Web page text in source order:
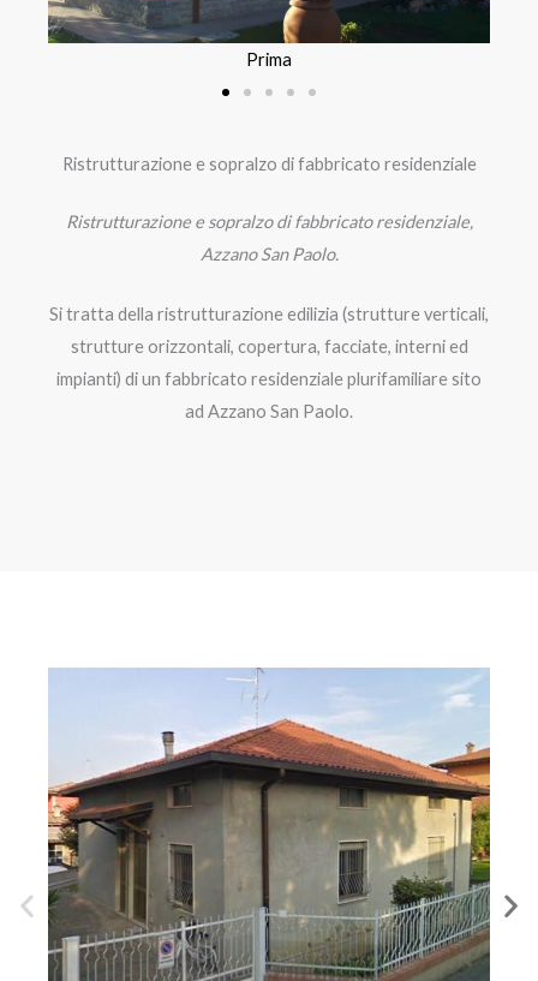
Ristrutturazione e sopralzo di fabbricato residenziale
Ristrutturazione e sopralzo di fabbricato residenziale,
Azzano San Paolo.
Si tratta della ristrutturazione edilizia (strutture verticali,
strutture orizzontali, copertura, facciate, interni ed
impianti) di un fabbricato residenziale plurifamiliare sito
ad Azzano San Paolo.
Prima